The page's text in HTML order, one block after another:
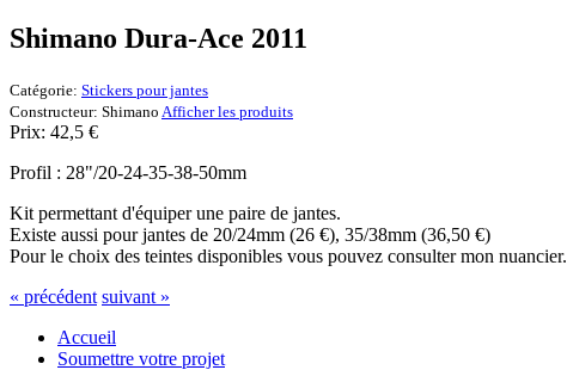
Shimano Dura-Ace 2011
Catégorie: Stickers pour jantes
Constructeur: Shimano Afficher les produits
Prix: 42,5 €
Profil : 28"/20-24-35-38-50mm
Kit permettant d'équiper une paire de jantes.
Existe aussi pour jantes de 20/24mm (26 €), 35/38mm (36,50 €)
Pour le choix des teintes disponibles vous pouvez consulter mon nuancier.
« précédent suivant »
Accueil
Soumettre votre projet